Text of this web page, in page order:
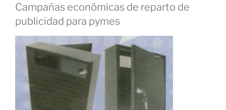
Campañas económicas de reparto de
publicidad para pymes